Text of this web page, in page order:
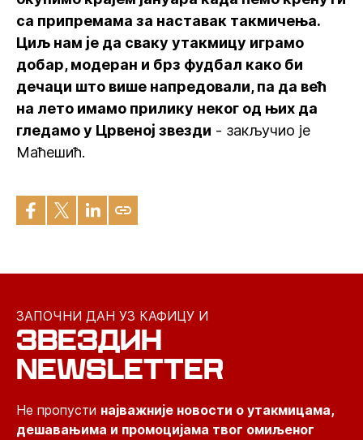
са припремама за наставак такмичења.
Циљ нам је да сваку утакмицу играмо
добар, модеран и брз фудбал како би
дечаци што више напредовали, па да већ
на лето имамо прилику неког од њих да
гледамо у Црвеној звезди - закључио је
Маћешић.
ЗАПОЧНИ ДАН УЗ КАФИЦУ И
ЗВЕЗДИН
NEWSLETTER
Не пропусти најважније новости о утакмицама,
дешавањима и промоцијама твог омиљеног